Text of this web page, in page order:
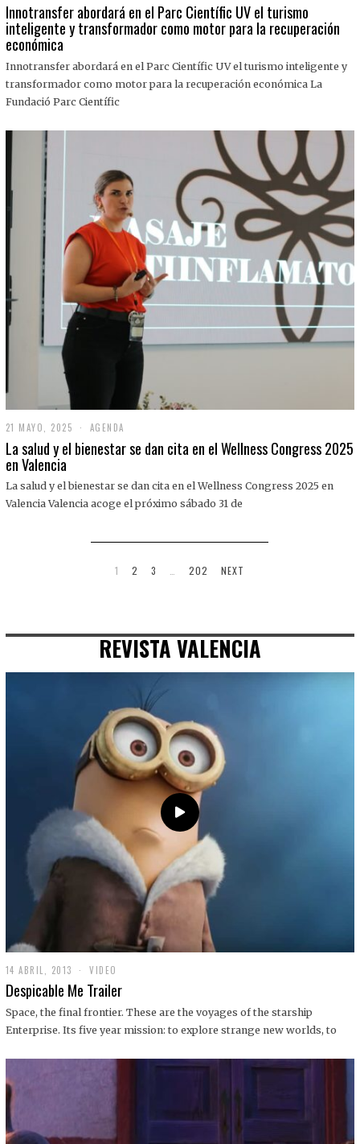
M
A
Y
,
0
2
Innotransfer abordará en el Parc Científic UV el turismo
inteligente y transformador como motor para la recuperación
económica
Innotransfer abordará en el Parc Científic UV el turismo inteligente y
transformador como motor para la recuperación económica La
Fundació Parc Científic
21 MAYO, 2025
1
M
O
,
AGENDA
La salud y el bienestar se dan cita en el Wellness Congress 2025
en Valencia
La salud y el bienestar se dan cita en el Wellness Congress 2025 en
Valencia Valencia acoge el próximo sábado 31 de
1 2 3 202 NEXT
REVISTA VALENCIA
14 ABRIL, 2013
9
D
C
I
1
VIDEO
Despicable Me Trailer
Space, the final frontier. These are the voyages of the starship
Enterprise. Its five year mission: to explore strange new worlds, to